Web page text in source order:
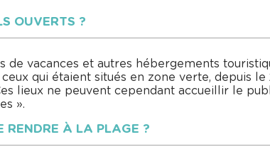
OUVERTS ?
de vacances et autres hébergements
qui étaient situés en zone verte, depuis
lieux ne peuvent cependant accueillir le
».
RENDRE À LA PLAGE ?